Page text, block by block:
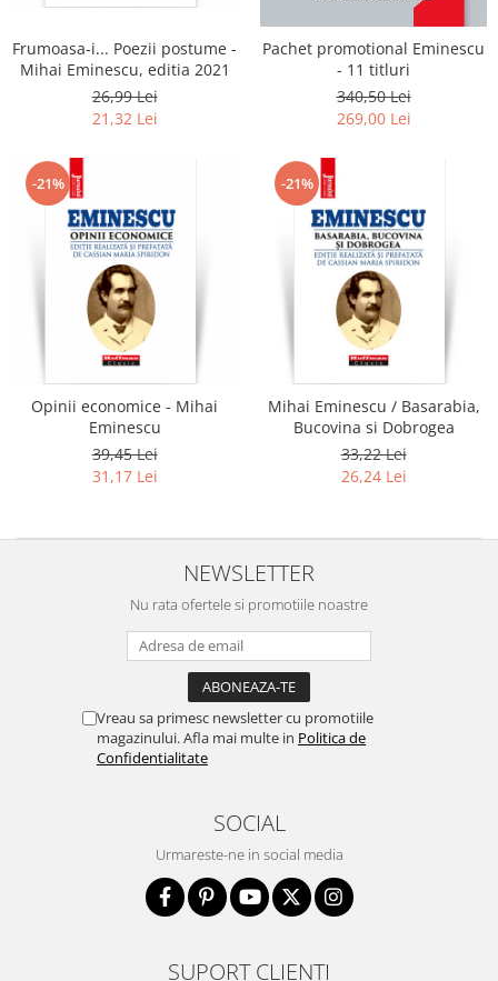
Frumoasa-i... Poezii postume -
Mihai Eminescu, editia 2021
26,99 Lei
21,32 Lei
Pachet promotional Eminescu
- 11 titluri
340,50 Lei
269,00 Lei
-21%
Opinii economice - Mihai
Eminescu
39,45 Lei
31,17 Lei
-21%
Mihai Eminescu / Basarabia,
Bucovina si Dobrogea
33,22 Lei
26,24 Lei
NEWSLETTER
Nu rata ofertele si promotiile noastre
Vreau sa primesc newsletter cu promotiile
magazinului. Afla mai multe in Politica de
Confidentialitate
SOCIAL
Urmareste-ne in social media
SUPORT CLIENTI